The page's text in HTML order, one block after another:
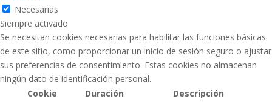
Necesarias
Siempre activado
Se necesitan cookies necesarias para habilitar las funciones básicas
de este sitio, como proporcionar un inicio de sesión seguro o ajustar
sus preferencias de consentimiento. Estas cookies no almacenan
ningún dato de identificación personal.
Cookie
Duración Descripción